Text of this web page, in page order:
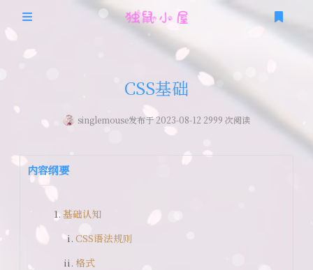
时光轴
随机图片API
技术栈
笔记
爱好栈
编曲
CSS基础
singlemouse发布于 2023-08-12 2999 次阅读
内容纲要
基础认知
CSS语法规则
格式